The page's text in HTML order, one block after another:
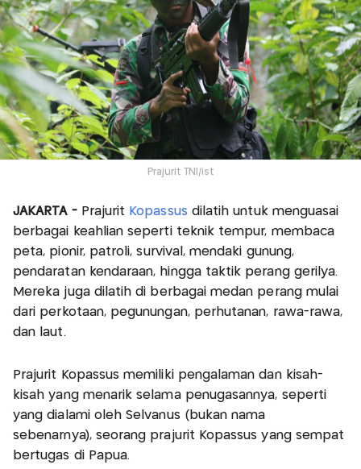
Prajurit TNI/ist
JAKARTA -Prajurit Kopassus dilatih untuk menguasai
berbagai keahlian seperti teknik tempur, membaca
peta, pionir, patroli, survival, mendaki gunung,
pendaratan kendaraan, hingga taktik perang gerilya.
Mereka juga dilatih di berbagai medan perang mulai
dari perkotaan, pegunungan, perhutanan, rawa-rawa,
dan laut.
Prajurit Kopassus memiliki pengalaman dan kisah-
kisah yang menarik selama penugasannya, seperti
yang dialami oleh Selvanus (bukan nama
sebenarnya), seorang prajurit Kopassus yang sempat
bertugas di Papua.